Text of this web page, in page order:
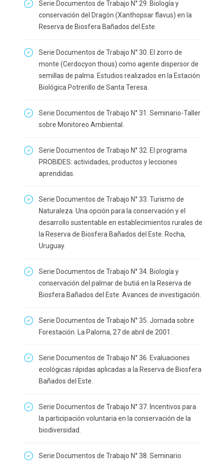
Serie Documentos de Trabajo N° 29. Biología y
conservación del Dragón (Xanthopsar flavus) en la
Reserva de Biosfera Bañados del Este.
Serie Documentos de Trabajo N° 30. El zorro de
monte (Cerdocyon thous) como agente dispersor de
semillas de palma. Estudios realizados en la Estación
Biológica Potrerillo de Santa Teresa.
Serie Documentos de Trabajo N° 31. Seminario-Taller
sobre Monitoreo Ambiental.
Serie Documentos de Trabajo N° 32. El programa
PROBIDES: actividades, productos y lecciones
aprendidas.
Serie Documentos de Trabajo N° 33. Turismo de
Naturaleza. Una opción para la conservación y el
desarrollo sustentable en establecimientos rurales de
la Reserva de Biosfera Bañados del Este. Rocha,
Uruguay.
Serie Documentos de Trabajo N° 34. Biología y
conservación del palmar de butiá en la Reserva de
Biosfera Bañados del Este. Avances de investigación.
Serie Documentos de Trabajo N° 35. Jornada sobre
Forestación. La Paloma, 27 de abril de 2001.
Serie Documentos de Trabajo N° 36. Evaluaciones
ecológicas rápidas aplicadas a la Reserva de Biosfera
Bañados del Este.
Serie Documentos de Trabajo N° 37. Incentivos para
la participación voluntaria en la conservación de la
biodiversidad.
Serie Documentos de Trabajo N° 38. Seminario.